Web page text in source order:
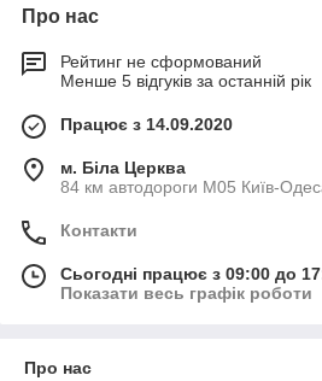
Про нас
Рейтинг не сформований
Менше 5 відгуків за останній рік
Працює з 14.09.2020
м. Біла Церква
84 км автодороги М05 Київ-
Контакти
Сьогодні працює з 09:00 до
Показати весь графік роботи
Про нас